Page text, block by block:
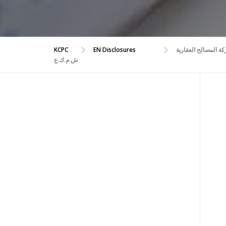
KCPC EN Disclosures
في موضوع الاستئنافين رقمي 3097 و 3103 لسنة 2019 تجاري ضد شركة المصالح العقارية
ش.م.ك.ع